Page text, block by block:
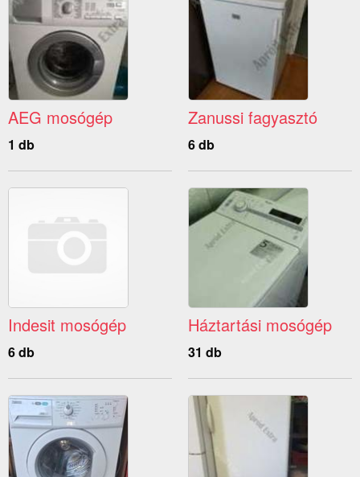
AEG mosógép
1 db
Zanussi fagyasztó
6 db
Indesit mosógép
6 db
Háztartási mosógép
31 db